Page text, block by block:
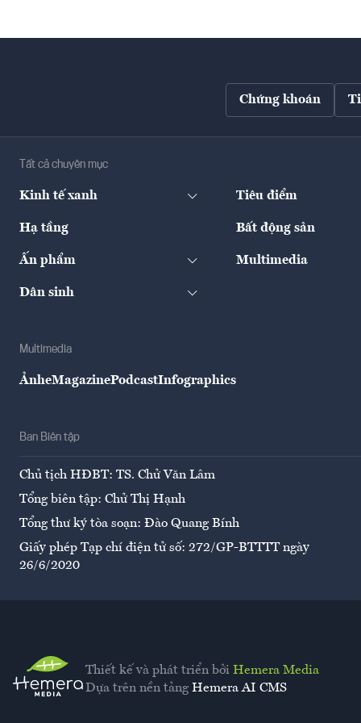
Chứng khoán
Tất cả chuyên mục
Kinh tế xanh Tiêu điểm
Hạ tầng Bất động sản
Ấn phẩm Multimedia
Dân sinh
Multimedia
ẢnheMagazinePodcastInfographics
Ban Biên tập
Chủ tịch HĐBT: TS. Chử Văn Lâm
Tổng biên tập: Chử Thị Hạnh
Tổng thư ký tòa soạn: Đào Quang Bính
Giấy phép Tạp chí điện tử số: 272/GP-BTTTT ngày
26/6/2020
Thiết kế và phát triển bởi Hemera Media
Dựa trên nền tảng Hemera AI CMS